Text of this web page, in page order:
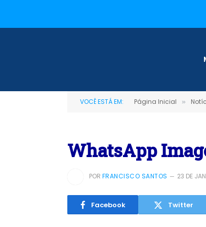
VOCÊ ESTÁ EM: Página Inicial »
WhatsApp
POR FRANCISCO SANTOS 23 DE
Facebook Twitter